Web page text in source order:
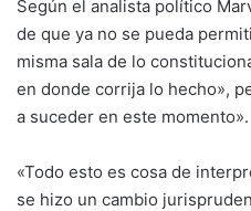
Según el analista político
de que ya no se pueda
misma sala de lo
en donde corrija lo hecho»,
a suceder en este momento».
«Todo esto es cosa de
se hizo un cambio